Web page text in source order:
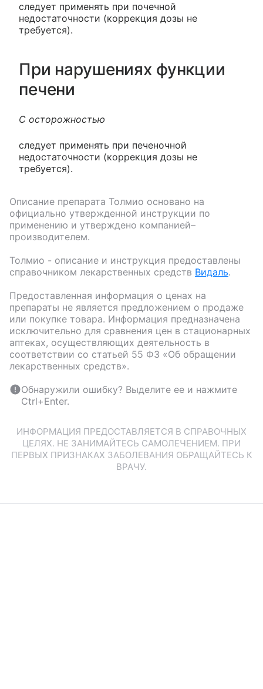
следует применять при почечной
недостаточности (коррекция дозы не
требуется).
При нарушениях функции
печени
С осторожностью
следует применять при печеночной
недостаточности (коррекция дозы не
требуется).
Описание препарата Толмио основано на
официально утвержденной инструкции по
применению и утверждено компанией–
производителем.
Толмио - описание и инструкция предоставлены
справочником лекарственных средств Видаль.
Предоставленная информация о ценах на
препараты не является предложением о продаже
или покупке товара. Информация предназначена
исключительно для сравнения цен в стационарных
аптеках, осуществляющих деятельность в
соответствии со статьей 55 ФЗ «Об обращении
лекарственных средств».
Обнаружили ошибку? Выделите ее и нажмите
Ctrl+Enter.
ИНФОРМАЦИЯ ПРЕДОСТАВЛЯЕТСЯ В СПРАВОЧНЫХ
ЦЕЛЯХ. НЕ ЗАНИМАЙТЕСЬ САМОЛЕЧЕНИЕМ. ПРИ
ПЕРВЫХ ПРИЗНАКАХ ЗАБОЛЕВАНИЯ ОБРАЩАЙТЕСЬ К
ВРАЧУ.